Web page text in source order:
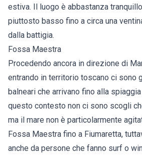
estiva. Il luogo è abbastanza
piuttosto basso fino a circa una
dalla battigia.
Fossa Maestra
Procedendo ancora in direzione di
entrando in territorio toscano ci sono
balneari che arrivano fino alla
questo contesto non ci sono scogli
ma il mare non è particolarmente
Fossa Maestra fino a Fiumaretta,
anche da persone che fanno surf o